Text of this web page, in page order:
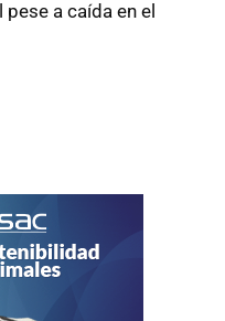
pese a caída en el